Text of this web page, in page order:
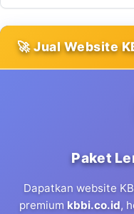
🚀 Jual Website
Paket
Dapatkan website
premium kbbi.co.id,